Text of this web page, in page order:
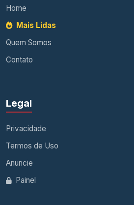
Home
Mais Lidas
Quem Somos
Contato
Legal
Privacidade
Termos de Uso
Anuncie
Painel